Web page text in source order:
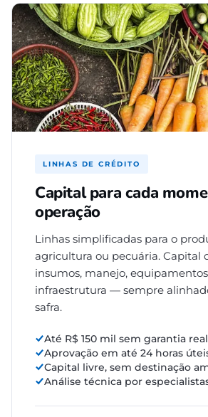
LINHAS DE CRÉDITO
Capital para cada
operação
Linhas simplificadas para o
agricultura ou pecuária. Capital
insumos, manejo,
infraestrutura — sempre
safra.
Até R$ 150 mil sem garantia real
Aprovação em até 24 horas
Capital livre, sem destinação
Análise técnica por